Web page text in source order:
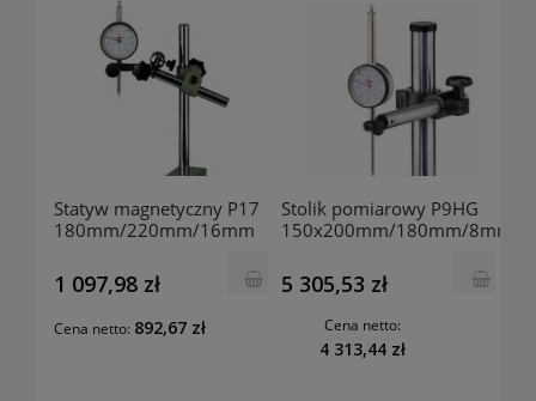
Statyw magnetyczny P17
180mm/220mm/16mm
1 097,98 zł
Cena netto: 892,67 zł
Stolik pomiarowy P9HG
150x200mm/180mm/8mm
5 305,53 zł
Cena netto:
4 313,44 zł